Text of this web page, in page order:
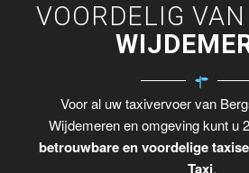
VOORDELIG
Voor al uw taxivervoer van
Wijdemeren en omgeving kunt u
betrouwbare en voordelige
Taxi.